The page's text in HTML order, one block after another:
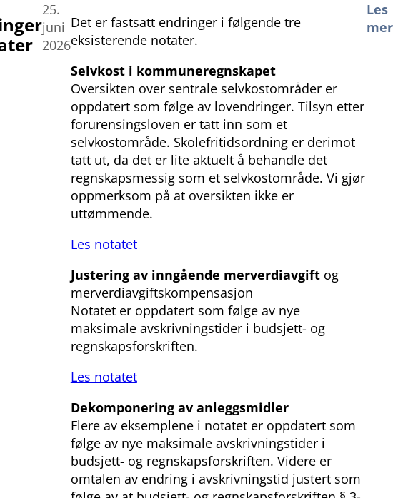
25.
juni
2026
Det er fastsatt endringer i følgende tre
eksisterende notater.
Selvkost i kommuneregnskapet
Oversikten over sentrale selvkostområder er
oppdatert som følge av lovendringer. Tilsyn etter
forurensingsloven er tatt inn som et
selvkostområde. Skolefritidsordning er derimot
tatt ut, da det er lite aktuelt å behandle det
regnskapsmessig som et selvkostområde. Vi gjør
oppmerksom på at oversikten ikke er
uttømmende.
Les notatet
Justering av inngående merverdiavgift og
merverdiavgiftskompensasjon
Notatet er oppdatert som følge av nye
maksimale avskrivningstider i budsjett- og
regnskapsforskriften.
Les notatet
Dekomponering av anleggsmidler
Flere av eksemplene i notatet er oppdatert som
følge av nye maksimale avskrivningstider i
budsjett- og regnskapsforskriften. Videre er
omtalen av endring i avskrivningstid justert som
Les
mer